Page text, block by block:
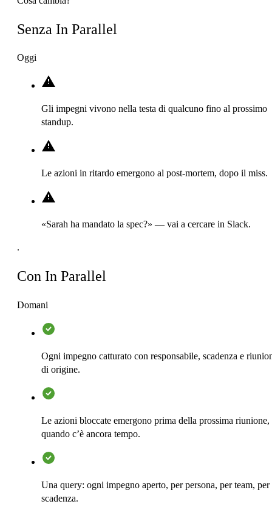
Senza In Parallel
Oggi
Gli impegni vivono nella testa di qualcuno fino al prossimo
standup.
Le azioni in ritardo emergono al post-mortem, dopo il miss.
«Sarah ha mandato la spec?» — vai a cercare in Slack.
.
Con In Parallel
Domani
Ogni impegno catturato con responsabile, scadenza e
di origine.
Le azioni bloccate emergono prima della prossima riunione,
quando c’è ancora tempo.
Una query: ogni impegno aperto, per persona, per team, per
scadenza.